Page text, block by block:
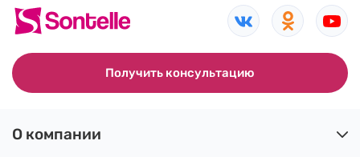
Получить консультацию
О компании